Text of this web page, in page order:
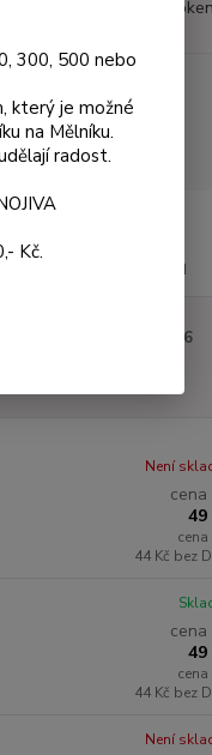
terasy, balkonu či
Varianta
bez DPH
1166
cena
49
44 Kč bez
Není
cena
49
44 Kč bez
Není
300, 500 nebo
který je možné
na Mělníku.
radost.
Kč.